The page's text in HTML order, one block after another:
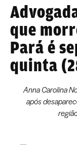
que
Pará é
quinta
Anna Carolina
após